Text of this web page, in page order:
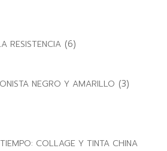
RESISTENCIA (6)
NEGRO Y AMARILLO (3)
COLLAGE Y TINTA CHINA